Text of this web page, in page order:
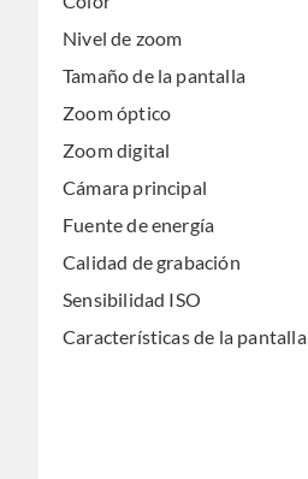
Nivel de zoom
Tamaño de la pantalla
Zoom óptico
Zoom digital
Cámara principal
Fuente de energía
Calidad de grabación
Sensibilidad ISO
Características de la pantalla